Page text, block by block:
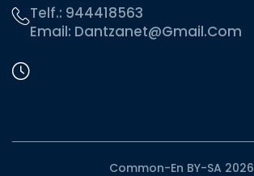
Telf.: 944418563
Email: Dantzanet@gmail.com
Common-En BY-SA 2026